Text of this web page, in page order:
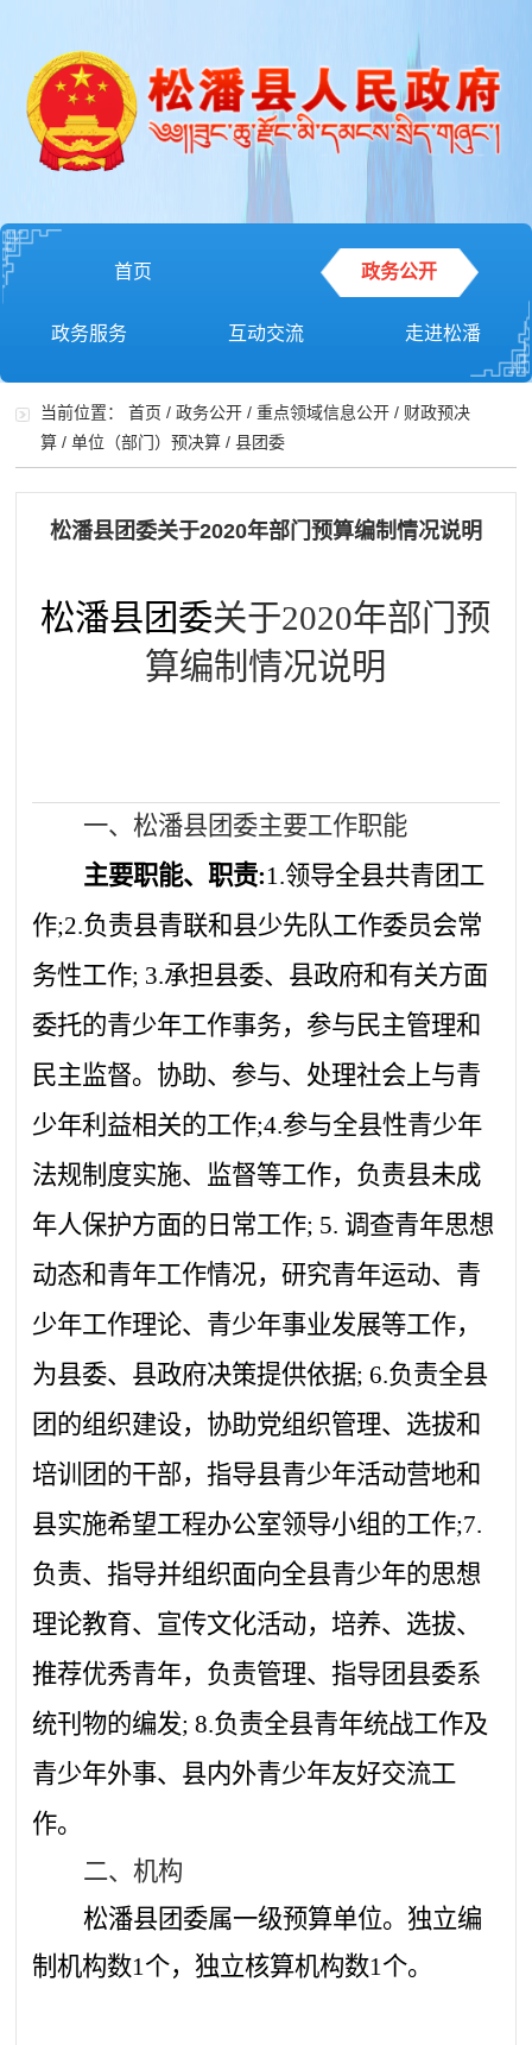
首页 政务公开
政务服务 互动交流 走进松潘
当前位置：首页 /政务公开 /重点领域信息公开 / 财政预决
算 /单位（部门）预决算 /县团委
松潘县团委关于2020年部门预算编制情况说明
松潘县 团委关于2020年部门预
算编制情况说明
一、 松潘县团委主要工作职能
主要职能、职责:1.领导全县共青团工
作;2.负责县青联和县少先队工作委员会常
务性工作; 3.承担县委、县政府和有关方面
委托的青少年工作事务，参与民主管理和
民主监督。协助、参与、处理社会上与青
少年利益相关的工作;4.参与全县性青少年
法规制度实施、监督等工作，负责县未成
年人保护方面的日常工作; 5. 调查青年思想
动态和青年工作情况，研究青年运动、青
少年工作理论、青少年事业发展等工作，
为县委、县政府决策提供依据; 6.负责全县
团的组织建设，协助党组织管理、选拔和
培训团的干部，指导县青少年活动营地和
县实施希望工程办公室领导小组的工作;7.
负责、指导并组织面向全县青少年的思想
理论教育、宣传文化活动，培养、选拔、
推荐优秀青年，负责管理、指导团县委系
统刊物的编发; 8.负责全县青年统战工作及
青少年外事、县内外青少年友好交流工
作。
二、机构
松潘县团委属一级预算单位。独立编
制机构数1个，独立核算机构数1个。